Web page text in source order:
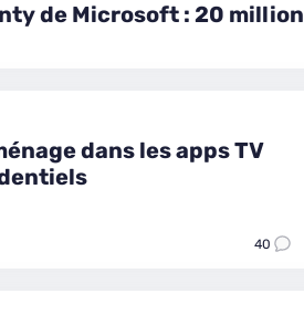
de Microsoft : 20
dans les apps TV
40